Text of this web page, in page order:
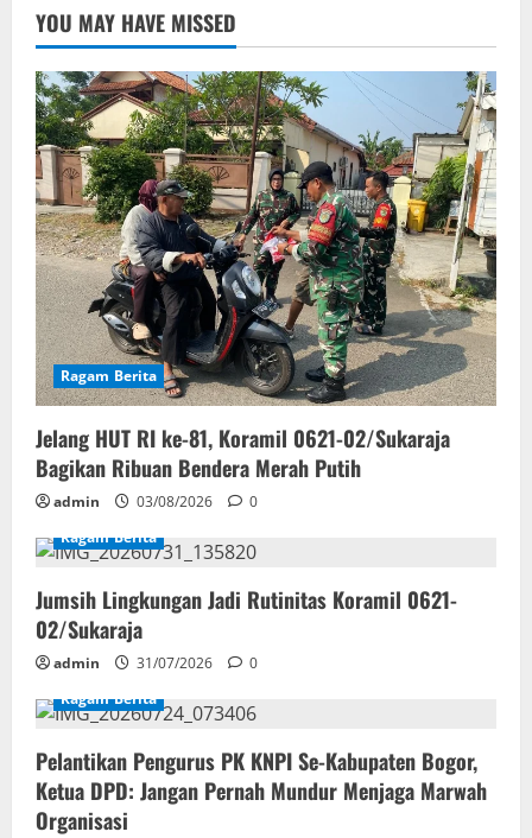
YOU MAY HAVE MISSED
Ragam Berita
Jelang HUT RI ke-81, Koramil 0621-02/Sukaraja
Bagikan Ribuan Bendera Merah Putih
admin 03/08/2026
0
Ragam Berita
Jumsih Lingkungan Jadi Rutinitas Koramil 0621-
02/Sukaraja
admin 31/07/2026
0
Ragam Berita
Pelantikan Pengurus PK KNPI Se-Kabupaten Bogor,
Ketua DPD: Jangan Pernah Mundur Menjaga Marwah
Organisasi